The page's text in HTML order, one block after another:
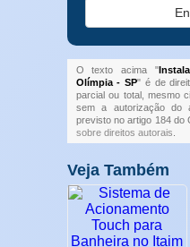
O texto acima "
Olímpia - SP" é de
parcial ou total, mesmo
sem a autorização do
previsto no artigo 184 do
sobre direitos autorais
Veja Também